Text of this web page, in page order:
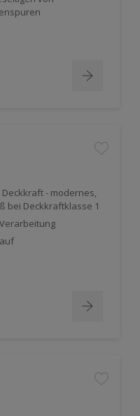
- modernes,
bei Deckkraftklasse 1